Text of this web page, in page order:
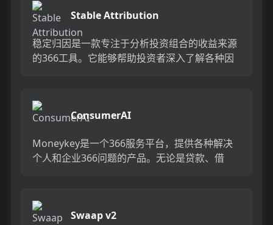
Stable Attribution
稳定归因是一款专注于分析投资组合的收益来源
的366工具。它能够帮助投资者深入了解各种因
ConsumerAI
Moneykey是一个366服务平台，提供各种解决
个人和企业366问题的产品。无论是贷款、借
Swaap v2